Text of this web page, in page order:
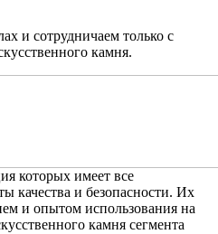
и сотрудничаем только с
камня.
которых имеет все
качества и безопасности. Их
и опытом использования на
камня сегмента